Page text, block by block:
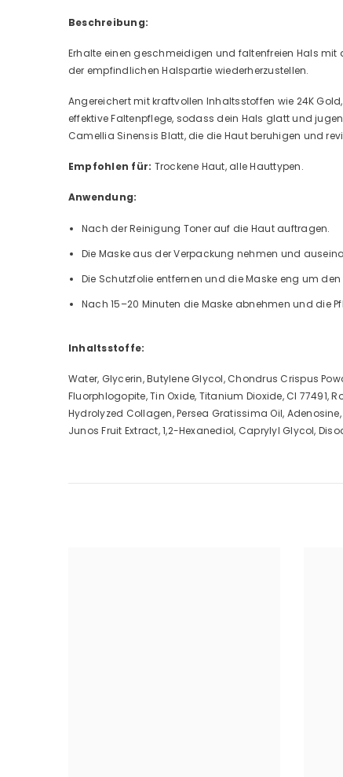
Beschreibung:
Erhalte einen geschmeidigen und faltenfreien Hals mit
der empfindlichen Halspartie wiederherzustellen.
Angereichert mit kraftvollen Inhaltsstoffen wie 24K
effektive Faltenpflege, sodass dein Hals glatt und
Camellia Sinensis Blatt, die die Haut beruhigen und
Empfohlen für: Trockene Haut, alle Hauttypen.
Anwendung:
Nach der Reinigung Toner auf die Haut auftragen.
Die Maske aus der Verpackung nehmen und
Die Schutzfolie entfernen und die Maske eng um
Nach 15–20 Minuten die Maske abnehmen und die
Inhaltsstoffe:
Water, Glycerin, Butylene Glycol, Chondrus Crispus
Fluorphlogopite, Tin Oxide, Titanium Dioxide, CI 77491,
Hydrolyzed Collagen, Persea Gratissima Oil,
Junos Fruit Extract, 1,2-Hexanediol, Caprylyl Glycol,